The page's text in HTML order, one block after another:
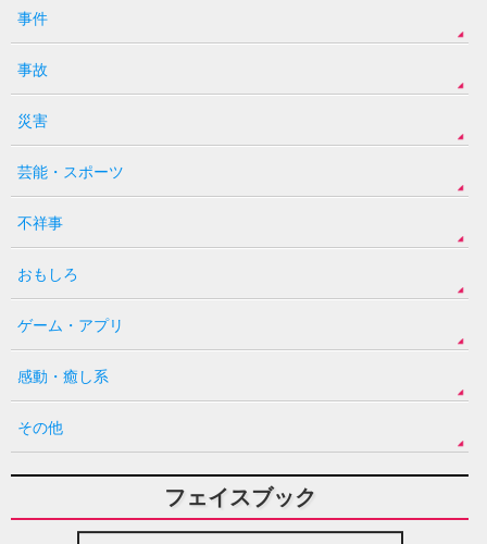
事件
事故
災害
芸能・スポーツ
不祥事
おもしろ
ゲーム・アプリ
感動・癒し系
その他
フェイスブック